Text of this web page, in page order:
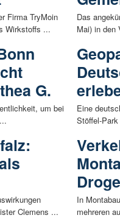
Firma TryMoin
Wirkstoffs ...
G.
um bei
Clemens ...
Das
Mai) in den
Eine
Stöffel-
In
mehreren